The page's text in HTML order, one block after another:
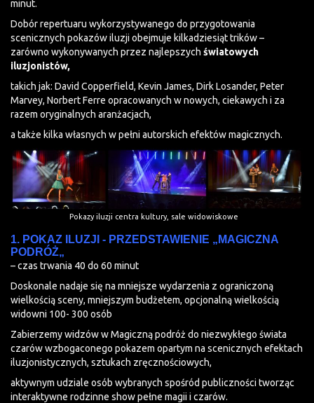
minut.
Dobór repertuaru wykorzystywanego do przygotowania
scenicznych pokazów iluzji obejmuje kilkadziesiąt trików –
zarówno wykonywanych przez najlepszych światowych
iluzjonistów,
takich jak: David Copperfield, Kevin James, Dirk Losander, Peter
Marvey, Norbert Ferre opracowanych w nowych, ciekawych i za
razem oryginalnych aranżacjach,
a także kilka własnych w pełni autorskich efektów magicznych.
Pokazy iluzji centra kultury, sale widowiskowe
1. POKAZ ILUZJI - PRZEDSTAWIENIE „MAGICZNA
PODRÓŻ„
– czas trwania 40 do 60 minut
Doskonale nadaje się na mniejsze wydarzenia z ograniczoną
wielkością sceny, mniejszym budżetem, opcjonalną wielkością
widowni 100- 300 osób
Zabierzemy widzów w Magiczną podróż do niezwykłego świata
czarów wzbogaconego pokazem opartym na scenicznych efektach
iluzjonistycznych, sztukach zręcznościowych,
aktywnym udziale osób wybranych spośród publiczności tworząc
interaktywne rodzinne show pełne magii i czarów.